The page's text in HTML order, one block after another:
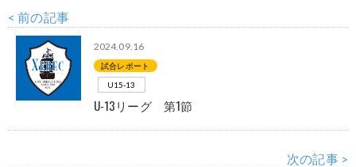
< 前の記事
2024.09.16
試合レポート
U15-13
U-13リーグ 第1節
次の記事 >